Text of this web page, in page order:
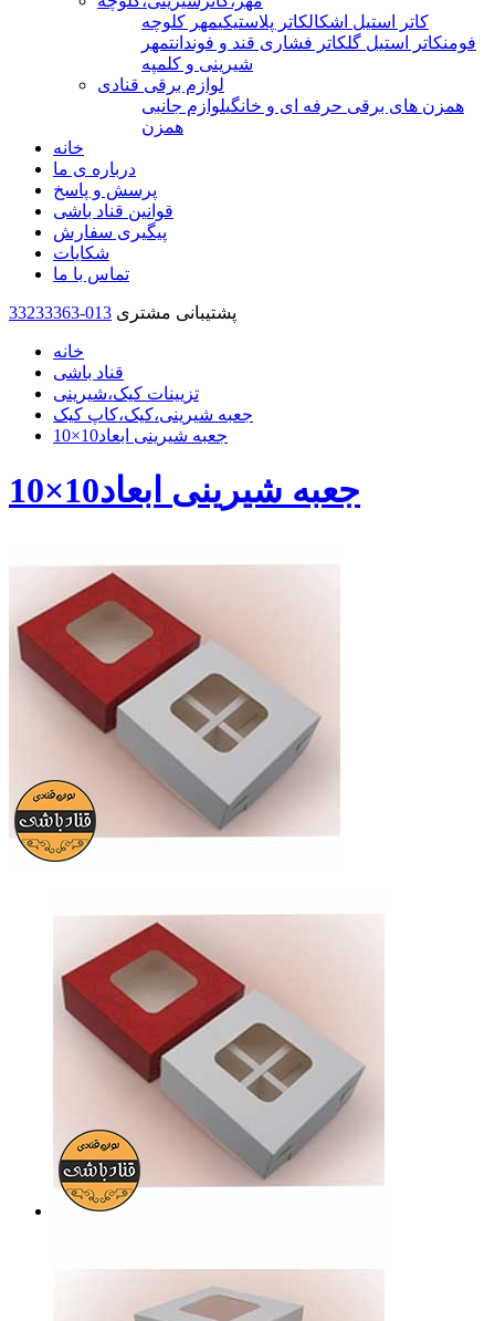
کاتر استیل اشکالکاتر پلاستیکیمهر کلوچه
فومنکاتر استیل گلکاتر فشاری قند و فوندانتمهر
شیرینی و کلمپه
لوازم برقی قنادی
همزن های برقی حرفه ای و خانگیلوازم جانبی
همزن
خانه
درباره ی ما
پرسش و پاسخ
قوانین قناد باشی
پیگیری سفارش
شکایات
تماس با ما
33233363-013 پشتیبانی مشتری
خانه
قناد باشی
تزیینات کیک،شیرینی
جعبه شیرینی،کیک،کاپ کیک
جعبه شیرینی ابعاد10×10
جعبه شیرینی ابعاد10×10